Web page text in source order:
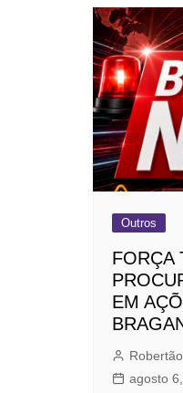
Outros
FORÇA
EM
agosto